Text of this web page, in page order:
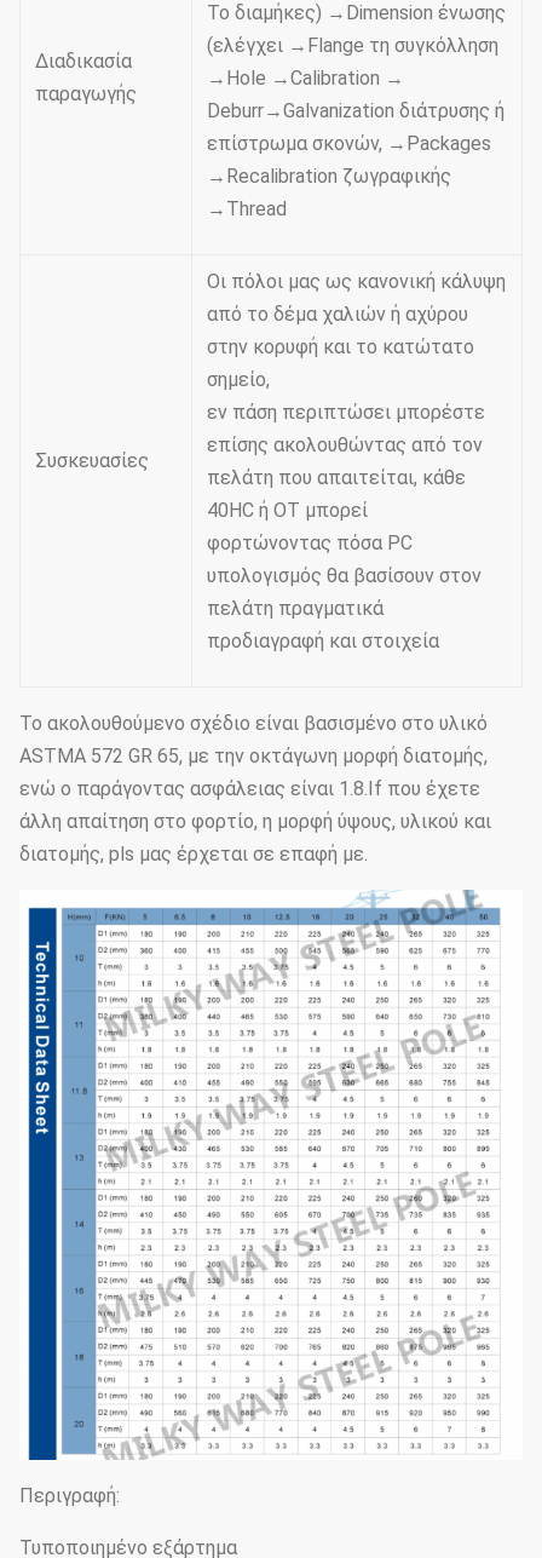
Διαδικασία
παραγωγής
Το διαμήκες) →Dimension ένωσης
(ελέγχει →Flange τη συγκόλληση
→Hole →Calibration →
Deburr→Galvanization διάτρυσης ή
επίστρωμα σκονών, →Packages
→Recalibration ζωγραφικής
→Thread
Συσκευασίες
Οι πόλοι μας ως κανονική κάλυψη
από το δέμα χαλιών ή αχύρου
στην κορυφή και το κατώτατο
σημείο,
εν πάση περιπτώσει μπορέστε
επίσης ακολουθώντας από τον
πελάτη που απαιτείται, κάθε
40HC ή OT μπορεί
φορτώνοντας πόσα PC
υπολογισμός θα βασίσουν στον
πελάτη πραγματικά
προδιαγραφή και στοιχεία
Το ακολουθούμενο σχέδιο είναι βασισμένο στο υλικό
ASTMA 572 GR 65, με την οκτάγωνη μορφή διατομής,
ενώ ο παράγοντας ασφάλειας είναι 1.8.If που έχετε
άλλη απαίτηση στο φορτίο, η μορφή ύψους, υλικού και
διατομής, pls μας έρχεται σε επαφή με.
Περιγραφή:
Τυποποιημένο εξάρτημα